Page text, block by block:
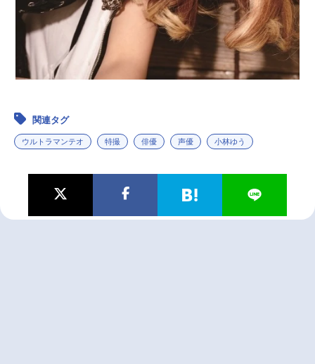
関連タグ
ウルトラマンテオ 特撮 俳優 声優 小林ゆう